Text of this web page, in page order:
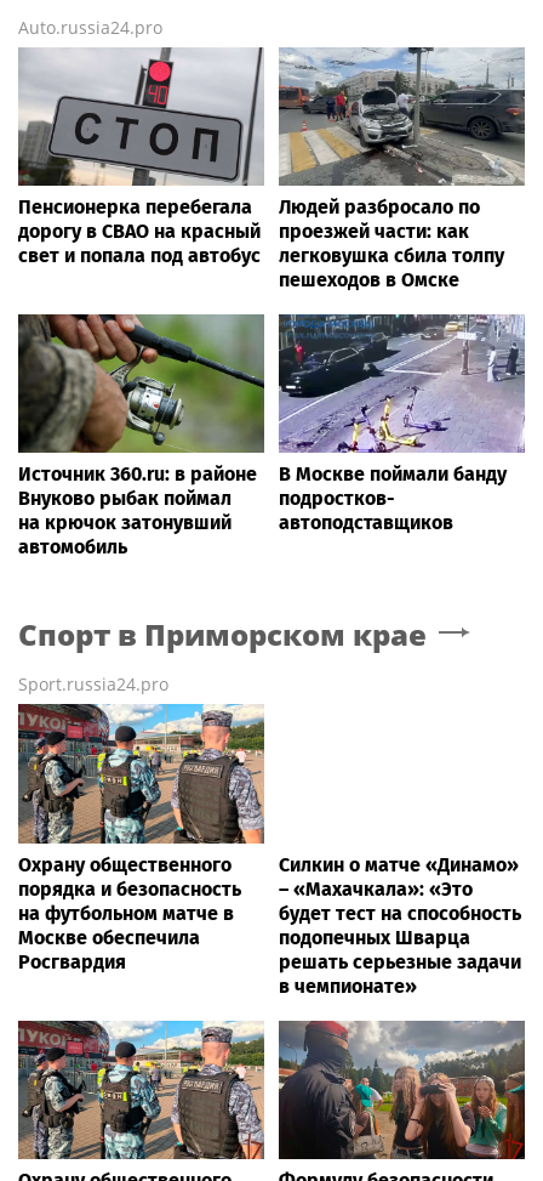
Auto.russia24.pro
Пенсионерка перебегала
дорогу в СВАО на красный
свет и попала под автобус
Людей разбросало по
проезжей части: как
легковушка сбила толпу
пешеходов в Омске
Источник 360.ru: в районе
Внуково рыбак поймал
на крючок затонувший
автомобиль
В Москве поймали банду
подростков-
автоподставщиков
Спорт в Приморском крае
Sport.russia24.pro
Охрану общественного
порядка и безопасность
на футбольном матче в
Москве обеспечила
Росгвардия
Силкин о матче «Динамо»
– «Махачкала»: «Это
будет тест на способность
подопечных Шварца
решать серьезные задачи
в чемпионате»